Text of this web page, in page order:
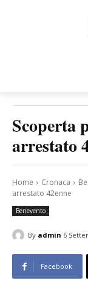
Scoperta
arrestato
Home Cronaca
arrestato 42enne
Benevento
By admin 6
Facebook